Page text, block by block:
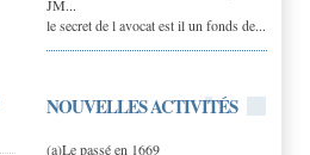
JM...
le secret de l avocat est il un fonds de...
NOUVELLES ACTIVITÉS
(a)Le passé en 1669